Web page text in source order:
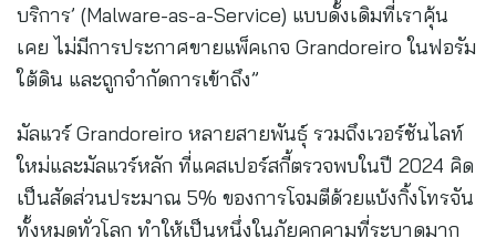
บริการ’ (Malware-as-a-Service) แบบดั้งเดิมที่เราคุ้น
เคย ไม่มีการประกาศขายแพ็คเกจ Grandoreiro ในฟอรัม
ใต้ดิน และถูกจำกัดการเข้าถึง”
มัลแวร์ Grandoreiro หลายสายพันธุ์ รวมถึงเวอร์ชันไลท์
ใหม่และมัลแวร์หลัก ที่แคสเปอร์สกี้ตรวจพบในปี 2024 คิด
เป็นสัดส่วนประมาณ 5% ของการโจมตีด้วยแบ้งกิ้งโทรจัน
ทั้งหมดทั่วโลก ทำให้เป็นหนึ่งในภัยคุกคามที่ระบาดมาก